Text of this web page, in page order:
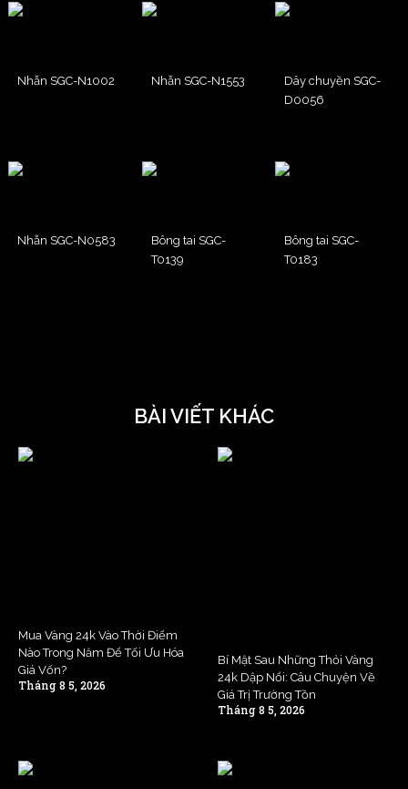
Nhẫn SGC-N1002 Nhẫn SGC-N1553
Dây chuyền SGC-
D0056
Nhẫn SGC-N0583
Bông tai SGC-
T0139
Bông tai SGC-
T0183
BÀI VIẾT KHÁC
Mua Vàng 24k Vào Thời Điểm
Nào Trong Năm Để Tối Ưu Hóa
Giá Vốn?
Tháng 8 5, 2026
Bí Mật Sau Những Thỏi Vàng
24k Dập Nổi: Câu Chuyện Về
Giá Trị Trường Tồn
Tháng 8 5, 2026